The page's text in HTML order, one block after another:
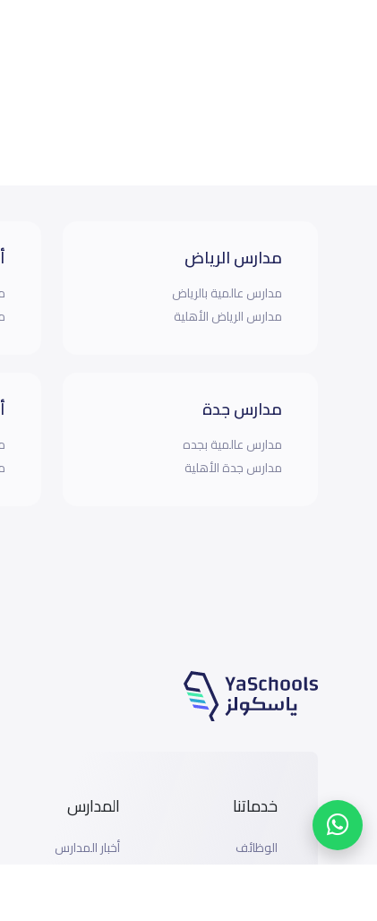
مدارس الرياض
مدارس عالمية بالرياض
مدارس الرياض الأهلية
مدارس جدة
مدارس عالمية بجده
مدارس جدة الأهلية
خدماتنا
الوظائف
المدارس
أخبار المدارس